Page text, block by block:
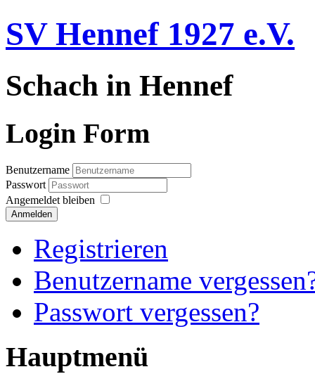
SV Hennef 1927 e.V.
Schach in Hennef
Login Form
Benutzername
Passwort
Angemeldet bleiben
Anmelden
Registrieren
Benutzername
Passwort vergessen?
Hauptmenü